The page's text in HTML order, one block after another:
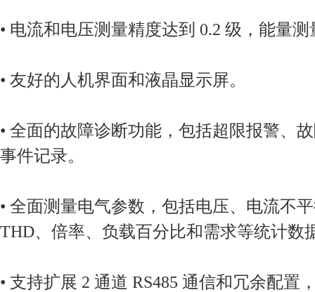
• 电流和电压测量精度达到 0.2 级，能量
• 友好的人机界面和液晶显示屏。
• 全面的故障诊断功能，包括超限报警、
事件记录。
• 全面测量电气参数，包括电压、电流不
THD、倍率、负载百分比和需求等统计数
• 支持扩展 2 通道 RS485 通信和冗余配置